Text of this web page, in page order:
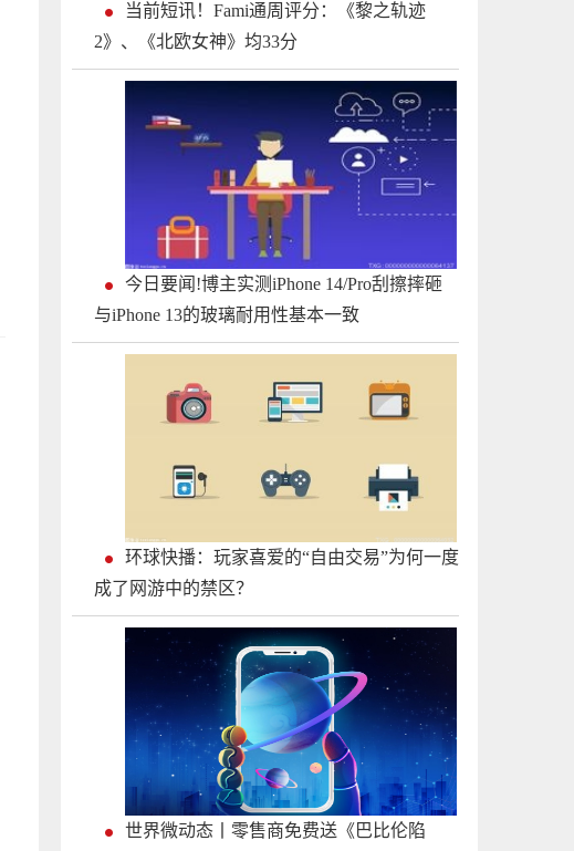
当前短讯！Fami通周评分：《黎之轨迹
2》、《北欧女神》均33分
今日要闻!博主实测iPhone 14/Pro刮擦摔砸
与iPhone 13的玻璃耐用性基本一致
环球快播：玩家喜爱的“自由交易”为何一度
成了网游中的禁区？
世界微动态丨零售商免费送《巴比伦陷